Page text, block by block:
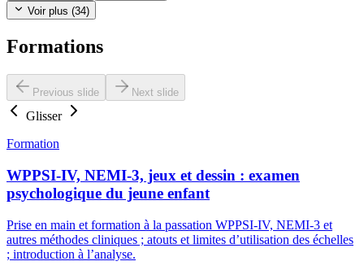
Voir plus (34)
Formations
Previous slide Next slide
Glisser
Formation
WPPSI-IV, NEMI-3, jeux et dessin : examen
psychologique du jeune enfant
Prise en main et formation à la passation WPPSI-IV, NEMI-3 et
autres méthodes cliniques ; atouts et limites d’utilisation des échelles
; introduction à l’analyse.